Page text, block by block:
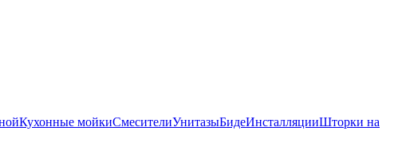
Кухонные мойкиСмесителиУнитазыБидеИнсталляцииШторки на